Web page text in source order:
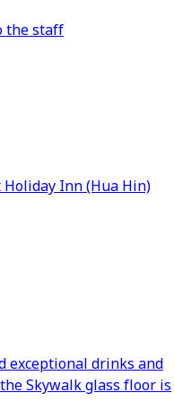
the staff
Holiday Inn (Hua Hin)
exceptional drinks and
Skywalk glass floor is